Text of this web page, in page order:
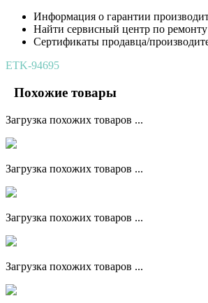
Информация о гарантии
Найти сервисный центр по
Сертификаты продавца/
ETK-94695
Похожие товары
Загрузка похожих товаров ...
Загрузка похожих товаров ...
Загрузка похожих товаров ...
Загрузка похожих товаров ...